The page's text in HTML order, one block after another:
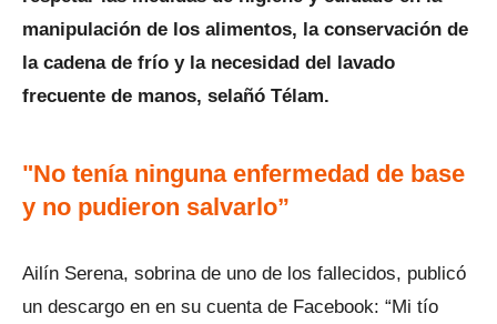
manipulación de los alimentos, la conservación de
la cadena de frío y la necesidad del lavado
frecuente de manos, selañó Télam.
"No tenía ninguna enfermedad de base
y no pudieron salvarlo”
Ailín Serena, sobrina de uno de los fallecidos, publicó
un descargo en en su cuenta de Facebook: “Mi tío